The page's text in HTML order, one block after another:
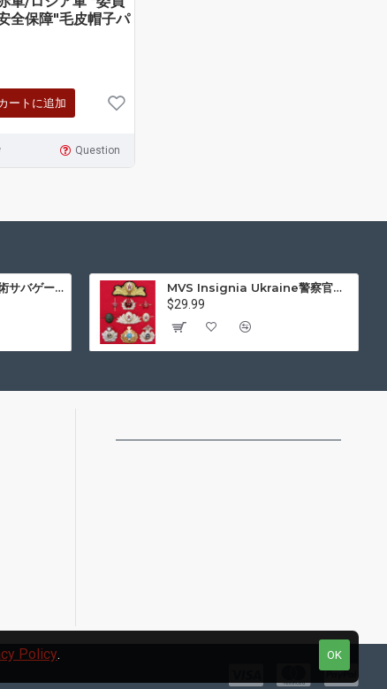
全保障"毛皮帽子パ
ートに追加
Question
ゴルカ 3 黒特殊部隊戦術サバゲー冬暖かい制服「裏毛」
MVS Insignia Ukraine警察官用の警察帽子バッジ
$29.99
OK
Policy.